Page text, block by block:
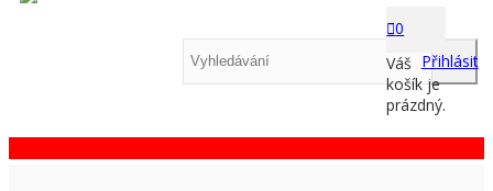
0
Váš
košík je
prázdný.
Přihlásit